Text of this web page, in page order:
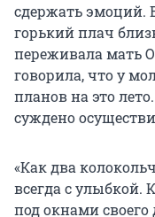
сдержать эмоций.
горький плач
переживала мать
говорила, что у
планов на это
суждено
«Как два
всегда с улыбкой.
под окнами своего